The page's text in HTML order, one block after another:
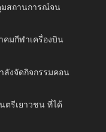
มสถานการณ์จน
คมกีฬาเครื่องบิน
ลังจัดกิจกรรมคอน
ตรีเยาวชน ที่ได้